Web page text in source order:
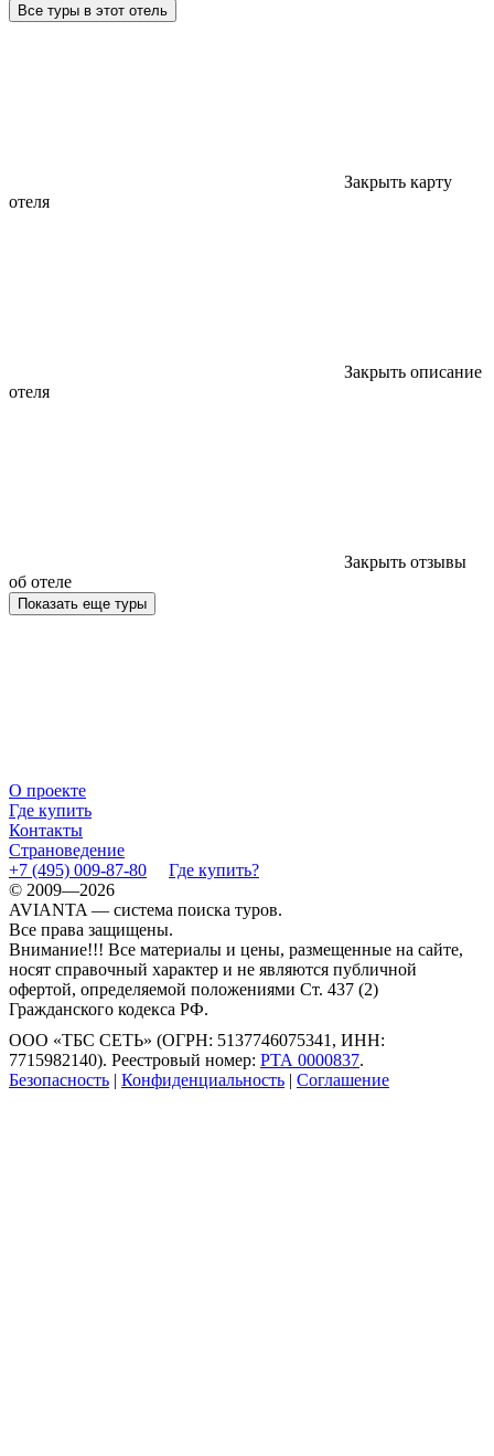
Все туры в этот отель
Закрыть карту
отеля
Закрыть описание
отеля
Закрыть отзывы
об отеле
Показать еще туры
О проекте
Где купить
Контакты
Страноведение
+7 (495) 009-87-80
Где купить?
© 2009—2026
AVIANTA — система поиска туров.
Все права защищены.
Внимание!!! Все материалы и цены, размещенные на сайте,
носят справочный характер и не являются публичной
офертой, определяемой положениями Ст. 437 (2)
Гражданского кодекса РФ.
ООО «ТБС СЕТЬ» (ОГРН: 5137746075341, ИНН:
7715982140). Реестровый номер: РТА 0000837.
Безопасность | Конфиденциальность | Соглашение